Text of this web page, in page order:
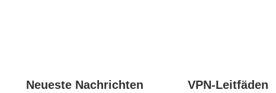
Neueste Nachrichten VPN-Leitfäden